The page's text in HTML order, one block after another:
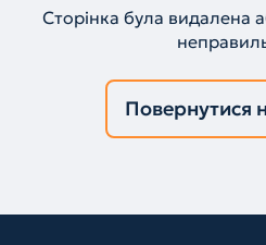
Сторінка була видалена
Повернутися